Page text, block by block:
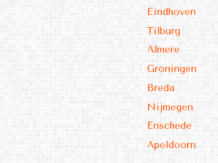
Eindhoven
Tilburg
Almere
Groningen
Breda
Nijmegen
Enschede
Apeldoorn